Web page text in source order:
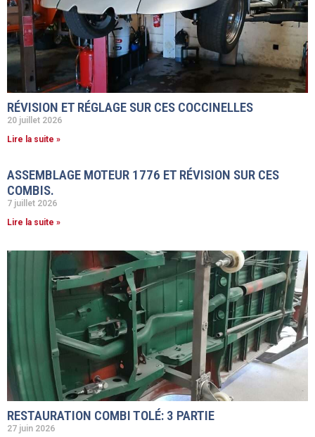
RÉVISION ET RÉGLAGE SUR CES COCCINELLES
20 juillet 2026
Lire la suite »
ASSEMBLAGE MOTEUR 1776 ET RÉVISION SUR CES
COMBIS.
7 juillet 2026
Lire la suite »
RESTAURATION COMBI TOLÉ: 3 PARTIE
27 juin 2026